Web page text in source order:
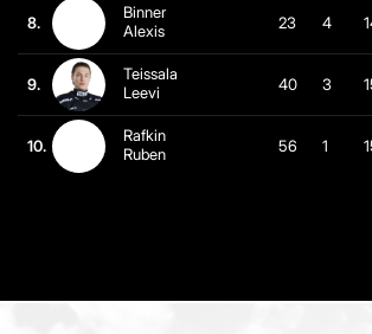
8.
Binner
Alexis
23 4
9.
Teissala
Leevi
40 3
10.
Rafkin
Ruben
56 1